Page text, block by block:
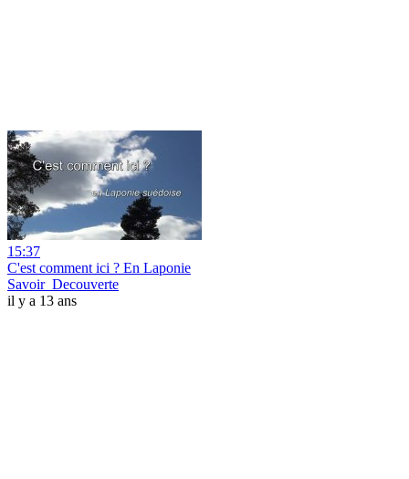
15:37
C'est comment ici ? En Laponie
Savoir_Decouverte
il y a 13 ans